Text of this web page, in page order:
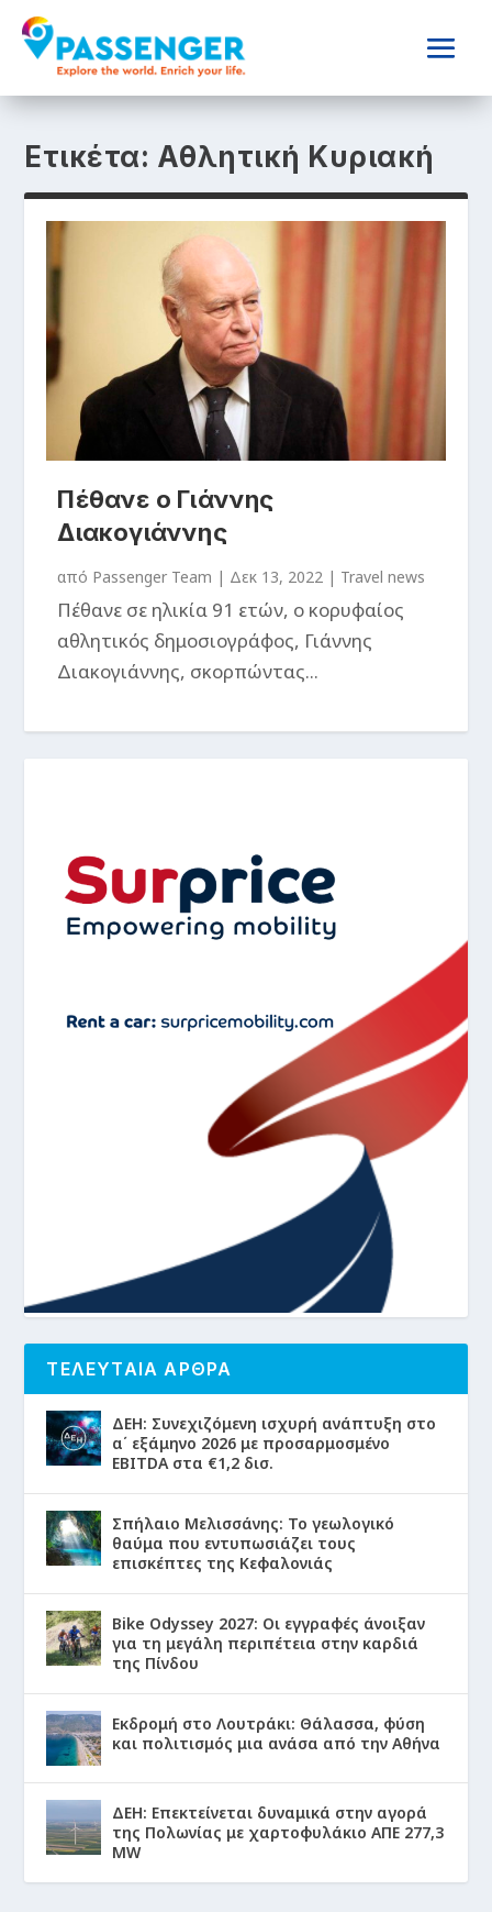
Ετικέτα: Αθλητική Κυριακή
Πέθανε ο Γιάννης
Διακογιάννης
από Passenger Team | Δεκ 13, 2022 | Travel news
Πέθανε σε ηλικία 91 ετών, ο κορυφαίος
αθλητικός δημοσιογράφος, Γιάννης
Διακογιάννης, σκορπώντας...
ΤΕΛΕΥΤΑΙΑ ΑΡΘΡΑ
ΔΕΗ: Συνεχιζόμενη ισχυρή ανάπτυξη στο
α΄ εξάμηνο 2026 με προσαρμοσμένο
EBITDA στα €1,2 δισ.
Σπήλαιο Μελισσάνης: Το γεωλογικό
θαύμα που εντυπωσιάζει τους
επισκέπτες της Κεφαλονιάς
Bike Odyssey 2027: Οι εγγραφές άνοιξαν
για τη μεγάλη περιπέτεια στην καρδιά
της Πίνδου
Εκδρομή στο Λουτράκι: Θάλασσα, φύση
και πολιτισμός μια ανάσα από την Αθήνα
ΔΕΗ: Επεκτείνεται δυναμικά στην αγορά
της Πολωνίας με χαρτοφυλάκιο ΑΠΕ 277,3
MW